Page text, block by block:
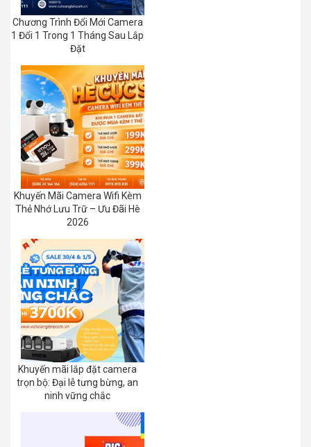
Chương Trình Đổi Mới Camera
1 Đổi 1 Trong 1 Tháng Sau Lắp
Đặt
Khuyến Mãi Camera Wifi Kèm
Thẻ Nhớ Lưu Trữ – Ưu Đãi Hè
2026
Khuyến mãi lắp đặt camera
trọn bộ: Đại lễ tưng bừng, an
ninh vững chắc